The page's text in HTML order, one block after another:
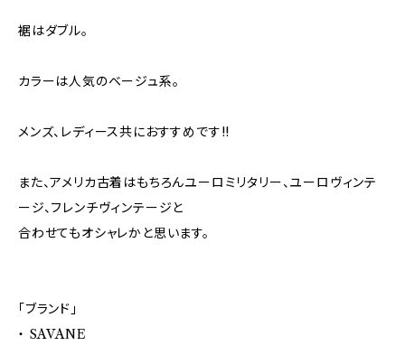
裾はダブル。
カラーは人気のベージュ系。
メンズ、レディース共におすすめです!!
また、アメリカ古着はもちろんユーロミリタリー、ユーロヴィンテ
ージ、フレンチヴィンテージと
合わせてもオシャレかと思います。
「ブランド」
・ SAVANE